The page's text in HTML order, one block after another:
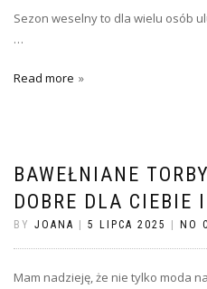
Sezon weselny to dla wielu osób
…
Read more
BAWEŁNIANE
DOBRE DLA CIEBIE
BY JOANA 5 LIPCA 2025 NO
Mam nadzieję, że nie tylko moda na